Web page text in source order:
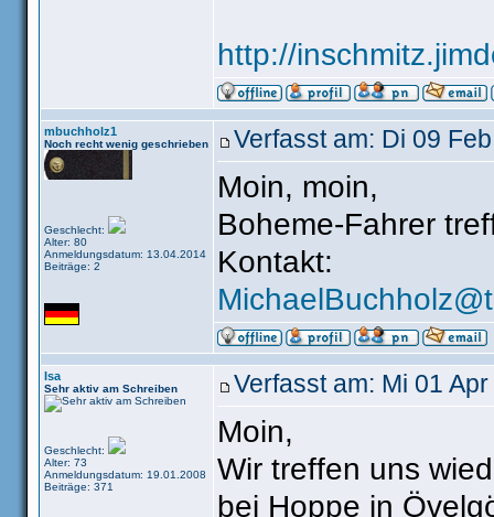
http://
mbuchholz1
Noch recht wenig geschrieben
Geschlecht:
Alter: 80
Anmeldungsdatum: 13.04.2014
Beiträge: 2
Verfasst am: Di 09
Moin, moin,
Boheme-Fahrer
Kontakt:
Isa
Sehr aktiv am Schreiben
Geschlecht:
Alter: 73
Anmeldungsdatum: 19.01.2008
Beiträge: 371
Verfasst am: Mi 01
Moin,
Wir treffen uns
bei Hoppe in